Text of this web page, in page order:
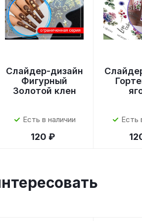
Слайдер-дизайн
Фигурный
Золотой клен
Есть в наличии
120 ₽
Есть